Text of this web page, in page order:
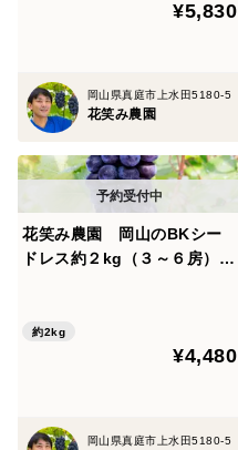
¥5,830
岡山県真庭市上水田5180-5
花笑み農園
花笑み農園 岡山のBKシー
ドレス約２kg（３～６房）家
約2kg
¥4,480
岡山県真庭市上水田5180-5